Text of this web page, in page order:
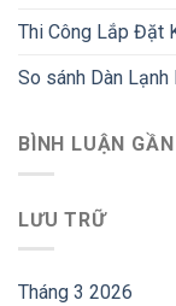
Thi Công Lắp Đặt
So sánh Dàn
BÌNH LUẬN
LƯU TRỮ
Tháng 3 2026